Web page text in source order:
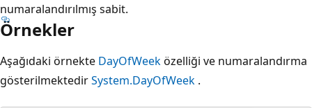
numaralandırılmış sabit.
Örnekler
Aşağıdaki örnekte DayOfWeeközelliği ve numaralandırma
gösterilmektedirSystem.DayOfWeek .